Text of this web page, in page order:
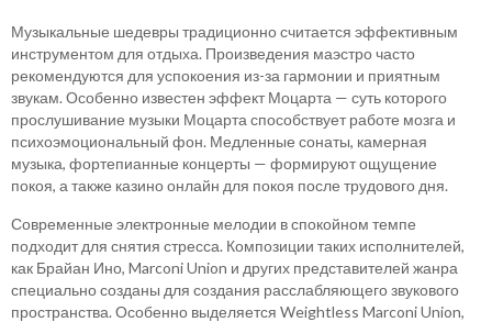
Музыкальные шедевры традиционно считается эффективным
инструментом для отдыха. Произведения маэстро часто
рекомендуются для успокоения из-за гармонии и приятным
звукам. Особенно известен эффект Моцарта — суть которого
прослушивание музыки Моцарта способствует работе мозга и
психоэмоциональный фон. Медленные сонаты, камерная
музыка, фортепианные концерты — формируют ощущение
покоя, а также казино онлайн для покоя после трудового дня.
Современные электронные мелодии в спокойном темпе
подходит для снятия стресса. Композиции таких исполнителей,
как Брайан Ино, Marconi Union и других представителей жанра
специально созданы для создания расслабляющего звукового
пространства. Особенно выделяется Weightless Marconi Union,